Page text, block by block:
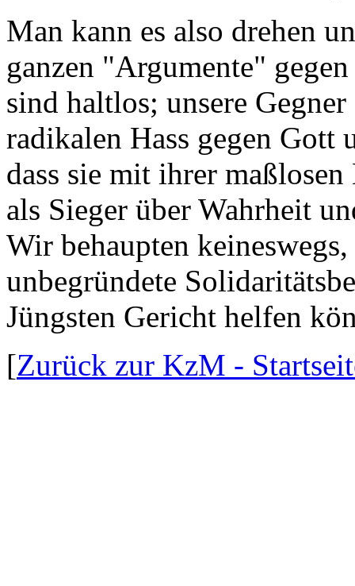
Man kann es also drehen
ganzen "Argumente"
sind haltlos; unsere
radikalen Hass gegen
dass sie mit ihrer
als Sieger über Wahrheit
Wir behaupten
unbegründete
Jüngsten Gericht helfen
[Zurück zur KzM -